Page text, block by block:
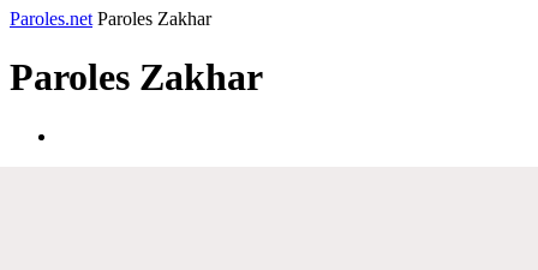
Paroles.net Paroles Zakhar
Paroles Zakhar